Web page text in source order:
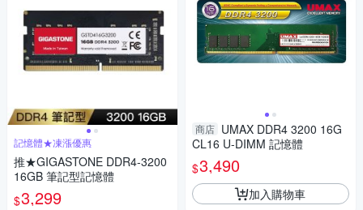
記憶體★凍漲優惠
推★GIGASTONE DDR4-3200
16GB 筆記型記憶體
$3,299
商店 UMAX DDR4 3200 16G
CL16 U-DIMM 記憶體
$3,490
加入購物車